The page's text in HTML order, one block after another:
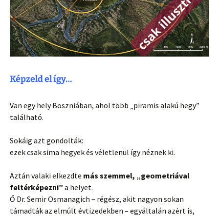
Képzeld el így…
Van egy hely Boszniában, ahol több „piramis alakú hegy”
található.
Sokáig azt gondolták:
ezek csak sima hegyek és véletlenül így néznek ki.
Aztán valaki elkezdte más szemmel, „geometriával
feltérképezni” a helyet.
Ő Dr. Semir Osmanagich – régész, akit nagyon sokan
támadták az elmúlt évtizedekben – egyáltalán azért is,